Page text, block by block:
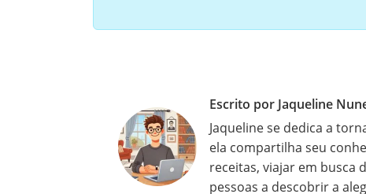
Escrito por Jaqueline
Jaqueline se dedica a
ela compartilha seu
receitas, viajar em busca
pessoas a descobrir a